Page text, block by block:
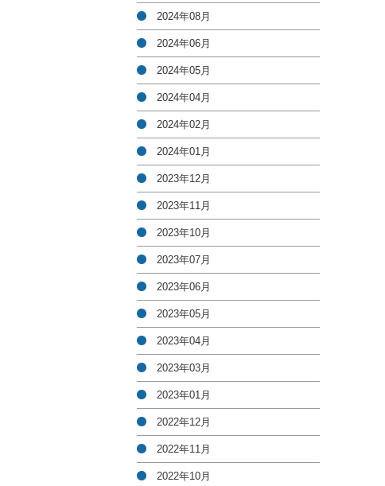
2024年08月
2024年06月
2024年05月
2024年04月
2024年02月
2024年01月
2023年12月
2023年11月
2023年10月
2023年07月
2023年06月
2023年05月
2023年04月
2023年03月
2023年01月
2022年12月
2022年11月
2022年10月